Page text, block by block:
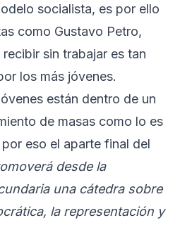
socialista, es por ello
como Gustavo Petro,
sin trabajar es tan
los más jóvenes.
están dentro de un
de masas como lo es
eso el aparte final del
desde la
una cátedra sobre
la representación y